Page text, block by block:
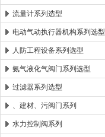
流量计系列选型
电动气动执行器机构系列选型
人防工程设备系列选型
氨气液化气阀门系列选型
过滤器系列选型
、建材、污阀门系列
水力控制阀系列